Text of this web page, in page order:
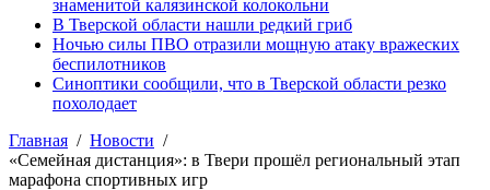
знаменитой калязинской колокольни
В Тверской области нашли редкий гриб
Ночью силы ПВО отразили мощную атаку вражеских
беспилотников
Синоптики сообщили, что в Тверской области резко
похолодает
Главная
Новости
«Семейная дистанция»: в Твери прошёл региональный этап
марафона спортивных игр